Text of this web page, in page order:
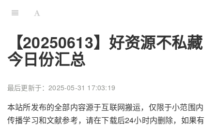
【20250613】好资源不私藏
今日份汇总
最后更新于：2025-05-31 17:03:19
本站所发布的全部内容源于互联网搬运，仅限于小范围内
传播学习和文献参考，请在下载后24小时内删除，如果有